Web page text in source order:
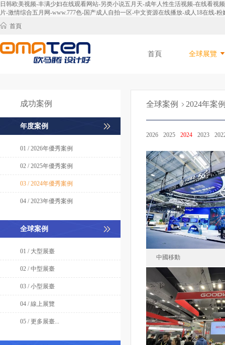
日韩欧美视频-丰满少妇在线观看网站-另类小说五月天-成年人性生活视频-在线看视
片-激情综合五月网-www.777色-国产成人自拍一区-中文资源在线播放-成人18在线-粉
首頁
首頁 全球展覽
成功案例
年度案例
01 / 2026年優秀案例
02 / 2025年優秀案例
03 / 2024年優秀案例
04 / 2023年優秀案例
全球案例
01 / 大型展臺
02 / 中型展臺
03 / 小型展臺
04 / 線上展覽
05 / 更多展臺...
全球案例 2024年案
2026 2025 2024 2023
中國移動
中國移動通信集
中國
面積